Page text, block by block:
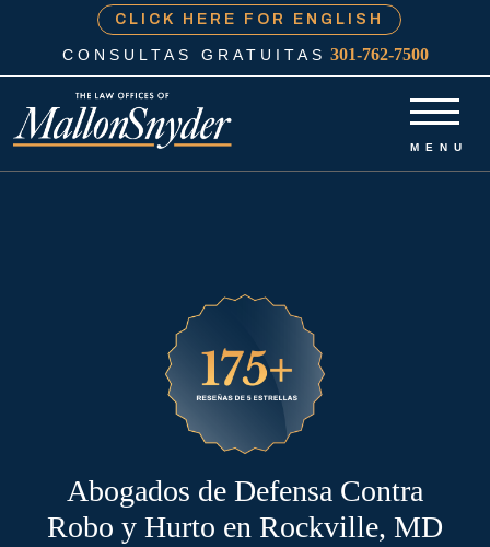
CLICK HERE FOR ENGLISH
CONSULTAS GRATUITAS 301-762-7500
Abogados de Defensa Contra
Robo y Hurto en Rockville, MD